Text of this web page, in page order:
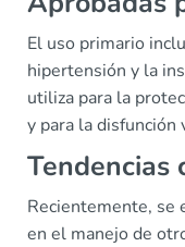
El uso primario
hipertensión y la
utiliza para la
y para la
Tendencias
Recientemente, se
en el manejo de